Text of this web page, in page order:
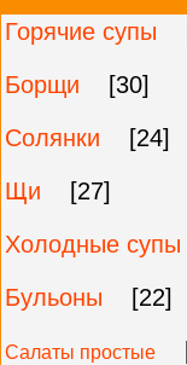
Горячие супы
Борщи
[30]
Солянки
[24]
Щи
[27]
Холодные супы
Бульоны
[22]
Салаты простые